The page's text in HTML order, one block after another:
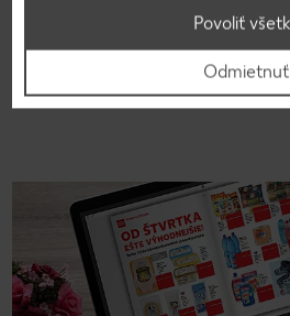
Nahliadnite do našej on-line
množstva chutných receptov.
Na recepty
Odmietnuť
Povoliť